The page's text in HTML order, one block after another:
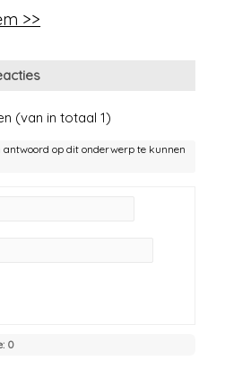
>>
(van in totaal 1)
antwoord op dit onderwerp te kunnen
0